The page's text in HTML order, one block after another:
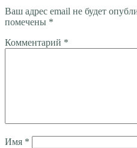
Ваш адрес email не будет
помечены *
Комментарий *
Имя *